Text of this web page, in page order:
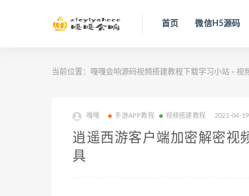
首页 微信H5源码
当前位置： 嘎嘎会响源码视频搭建教程下载学习小站 > 视
嘎嘎 手游APP教程 视频搭建教程 2021-04-19
逍遥西游客户端加密解密视
具